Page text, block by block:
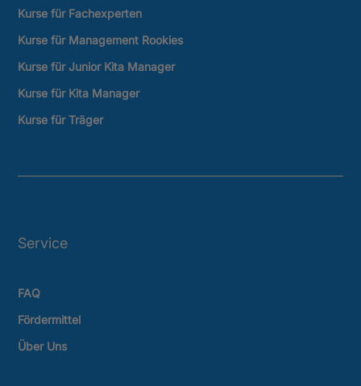
Kurse für Fachexperten
Kurse für Management Rookies
Kurse für Junior Kita Manager
Kurse für Kita Manager
Kurse für Träger
Service
FAQ
Fördermittel
Über Uns